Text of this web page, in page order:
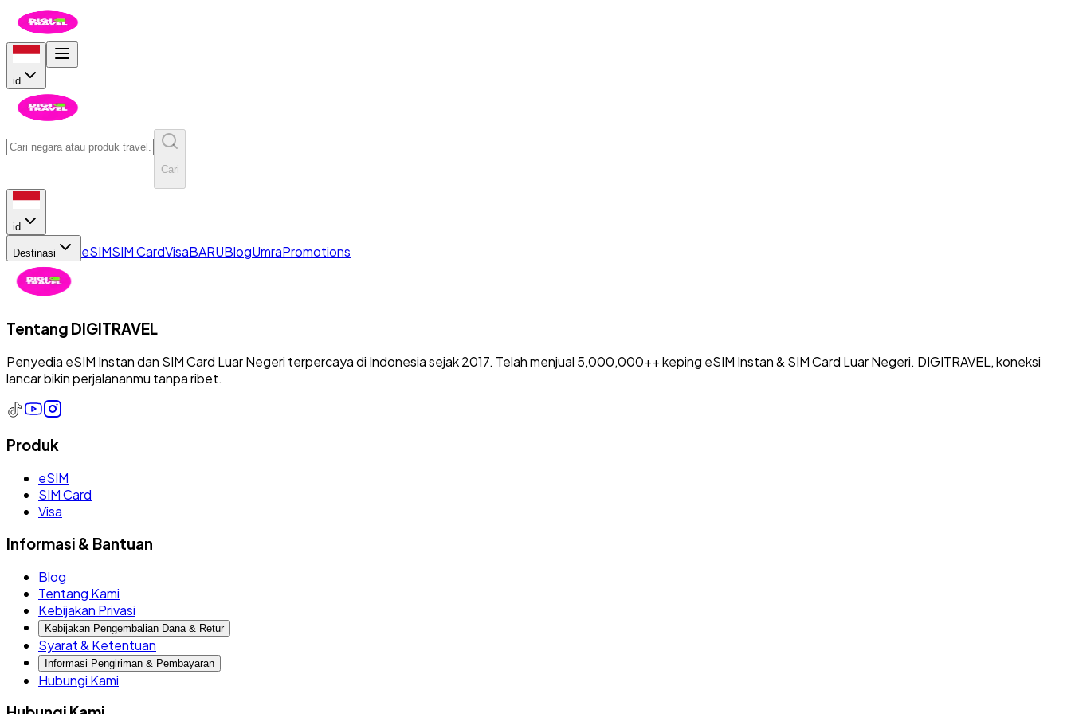
id
Cari
id
Destinasi eSIMSIM CardVisaBARUBlogUmraPromotions
Tentang DIGITRAVEL
Penyedia eSIM Instan dan SIM Card Luar Negeri terpercaya di Indonesia sejak 2017. Telah menjual 5,000,000++ keping eSIM Instan & SIM Card Luar Negeri. DIGITRAVEL, koneksi
lancar bikin perjalananmu tanpa ribet.
Produk
eSIM
SIM Card
Visa
Informasi & Bantuan
Blog
Tentang Kami
Kebijakan Privasi
Kebijakan Pengembalian Dana & Retur
Syarat & Ketentuan
Informasi Pengiriman & Pembayaran
Hubungi Kami